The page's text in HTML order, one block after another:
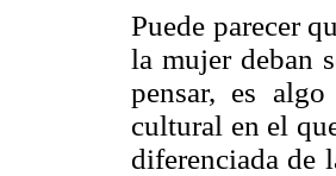
Puede parecer
la mujer deban
pensar, es
cultural en el
diferenciada de